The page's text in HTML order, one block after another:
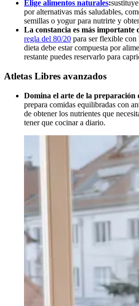
Elige alimentos naturales:
por alternativas más saludables,
semillas o yogur para nutrirte y
La constancia es más importante
regla del 80/20 para ser flexible
dieta debe estar compuesta por
restante puedes reservarlo para
Atletas Libres avanzados
Domina el arte de la preparación
prepara comidas equilibradas con
de obtener los nutrientes que
tener que cocinar a diario.